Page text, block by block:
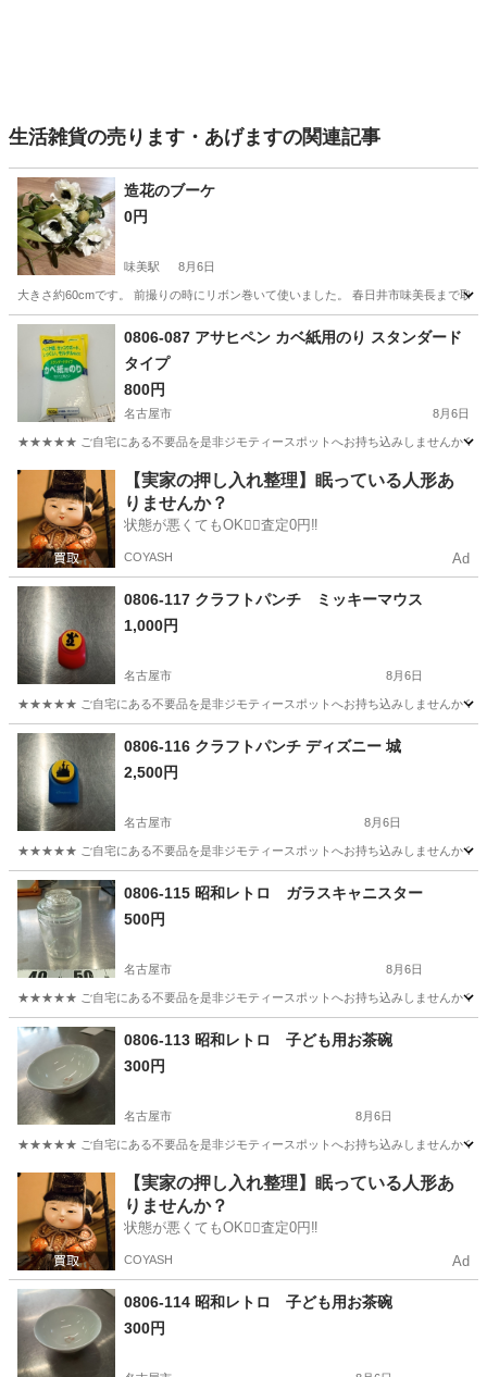
生活雑貨の売ります・あげますの関連記事
造花のブーケ
0円
味美駅 8月6日
大きさ約60cmです。 前撮りの時にリボン巻いて使いました。 春日井市味美長まで取
愛知 春日井市 その他
0806-087 アサヒペン カベ紙用のり スタンダード
タイプ
800円
名古屋市 8月6日
★★★★★ ご自宅にある不要品を是非ジモティースポットへお持ち込みしませんか？
愛知 名古屋市 その他 アサヒペン
【実家の押し入れ整理】眠っている人形あ
りませんか？
状態が悪くてもOK🙆‍♀️査定0円‼️
COYASH Ad
0806-117 クラフトパンチ ミッキーマウス
1,000円
名古屋市 8月6日
★★★★★ ご自宅にある不要品を是非ジモティースポットへお持ち込みしませんか？
愛知 名古屋市 クラフトパンチ
0806-116 クラフトパンチ ディズニー 城
2,500円
名古屋市 8月6日
★★★★★ ご自宅にある不要品を是非ジモティースポットへお持ち込みしませんか？
愛知 名古屋市 調理器具 クラフトパンチ
0806-115 昭和レトロ ガラスキャニスター
500円
名古屋市 8月6日
★★★★★ ご自宅にある不要品を是非ジモティースポットへお持ち込みしませんか？
愛知 名古屋市 家庭用品 キャニスター
0806-113 昭和レトロ 子ども用お茶碗
300円
名古屋市 8月6日
★★★★★ ご自宅にある不要品を是非ジモティースポットへお持ち込みしませんか？
愛知 名古屋市 食器 茶碗
【実家の押し入れ整理】眠っている人形あ
りませんか？
状態が悪くてもOK🙆‍♀️査定0円‼️
COYASH Ad
0806-114 昭和レトロ 子ども用お茶碗
300円